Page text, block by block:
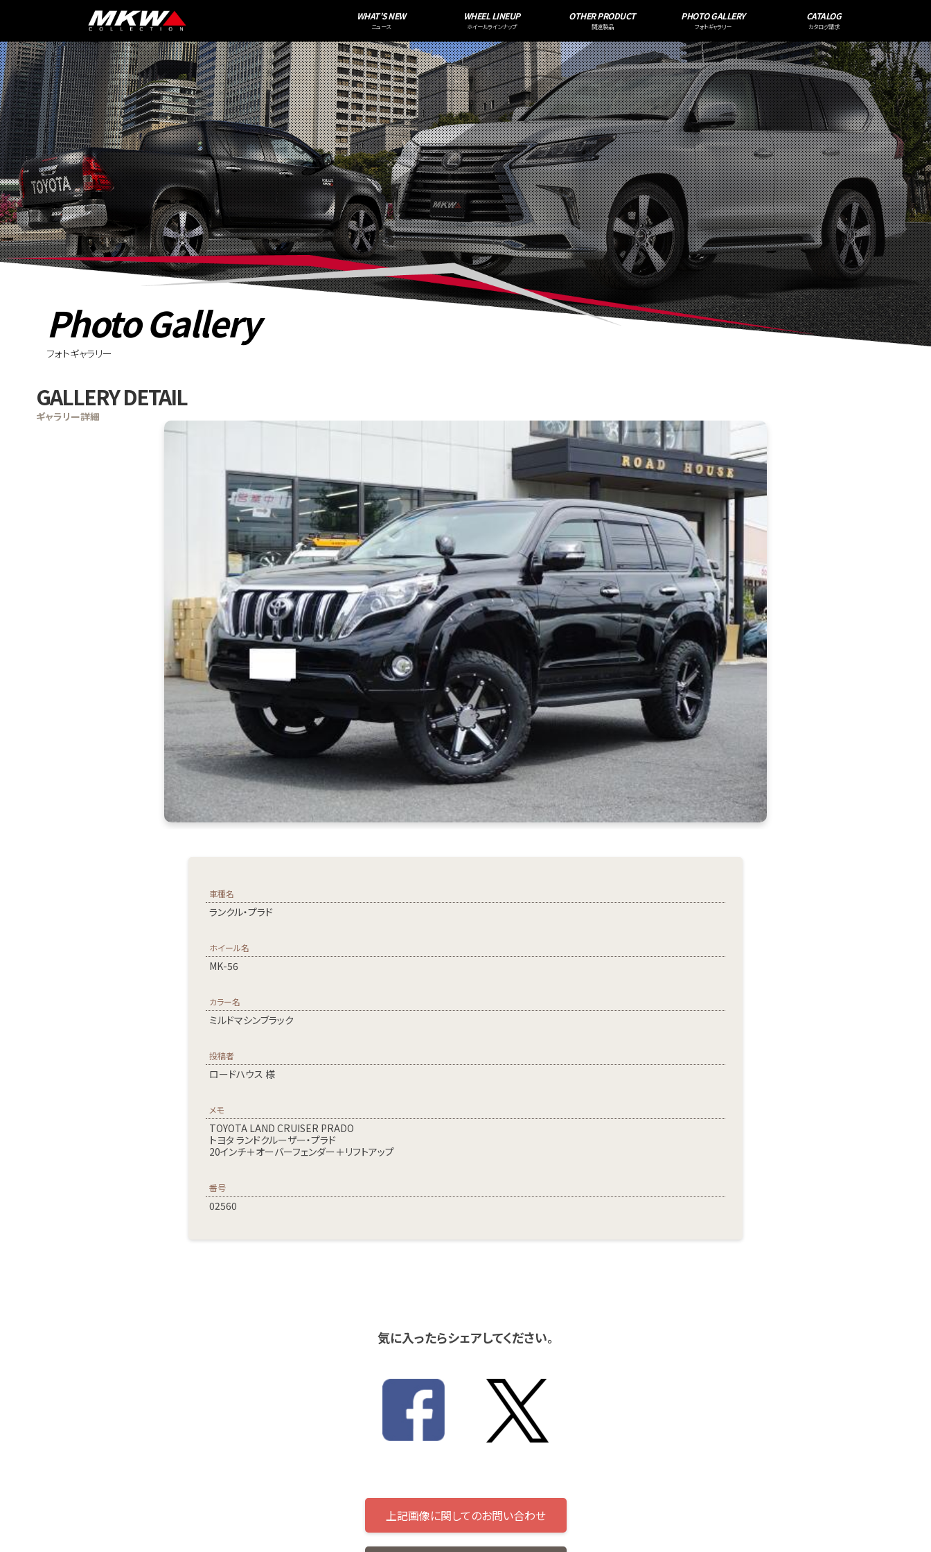
WHAT'S NEW
ニュース
WHEEL LINEUP
ホイールラインナップ
OTHER PRODUCT
関連製品
PHOTO GALLERY
フォトギャラリー
CATALOG
カタログ請求
Photo Gallery
フォトギャラリー
GALLERY DETAIL
ギャラリー詳細
車種名
ランクル・プラド
ホイール名
MK-56
カラー名
ミルドマシンブラック
投稿者
ロードハウス 様
メモ
TOYOTA LAND CRUISER PRADO
トヨタ ランドクルーザー・プラド
20インチ＋オーバーフェンダー＋リフトアップ
番号
02560
気に入ったらシェアしてください。
上記画像に関してのお問い合わせ